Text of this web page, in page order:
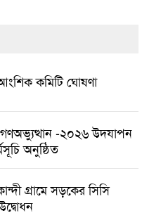
আংশিক কমিটি ঘোষণা
-২০২৬ উদযাপন
অনুষ্ঠিত
গ্রামে সড়কের সিসি